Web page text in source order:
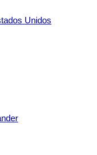
Unidos